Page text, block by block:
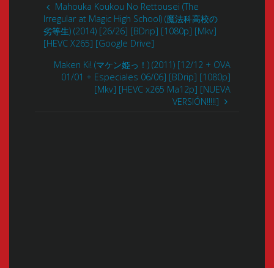
Mahouka Koukou No Rettousei (The
Irregular at Magic High School) (魔法科高校の
劣等生) (2014) [26/26] [BDrip] [1080p] [Mkv]
[HEVC X265] [Google Drive]
Maken Ki! (マケン姫っ！) (2011) [12/12 + OVA
01/01 + Especiales 06/06] [BDrip] [1080p]
[Mkv] [HEVC x265 Ma12p] [NUEVA
VERSIÓN!!!!!]